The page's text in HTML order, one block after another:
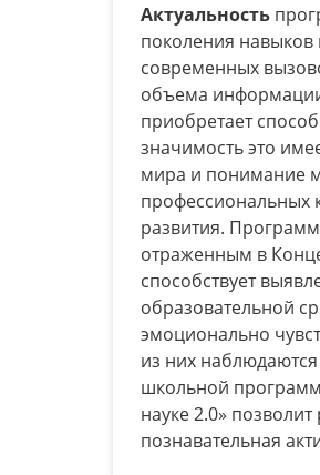
Актуальность
поколения навыков
современных
объема
приобретает
значимость это
мира и понимание
профессиональных
развития.
отраженным в
способствует
образовательной
эмоционально
из них
школьной
науке 2.0»
познавательная